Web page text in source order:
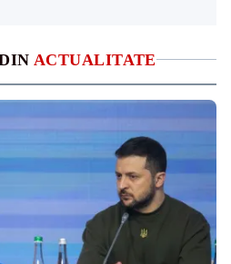
ACTUALITATE